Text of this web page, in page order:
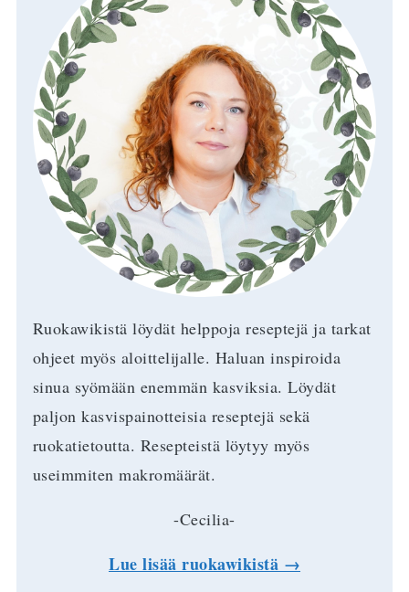
Ruokawikistä löydät helppoja reseptejä ja tarkat
ohjeet myös aloittelijalle. Haluan inspiroida
sinua syömään enemmän kasviksia. Löydät
paljon kasvispainotteisia reseptejä sekä
ruokatietoutta. Resepteistä löytyy myös
useimmiten makromäärät.
-Cecilia-
Lue lisää ruokawikistä →